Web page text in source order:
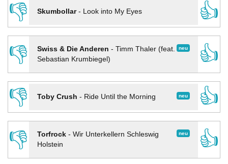
👎
Skumbollar- Look into My Eyes
👍
👎
neu
Swiss & Die Anderen - Timm Thaler (feat.
Sebastian Krumbiegel)
👍
👎
neu
Toby Crush - Ride Until the Morning
👍
👎
neu
Torfrock- Wir Unterkellern Schleswig
Holstein
👍